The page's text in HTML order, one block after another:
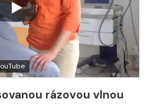
rázovou vlnou